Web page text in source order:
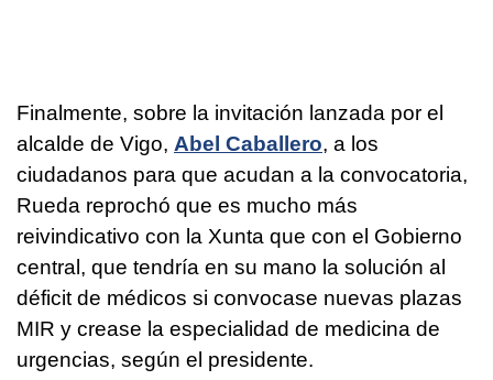
Finalmente, sobre la invitación lanzada por el
alcalde de Vigo, Abel Caballero, a los
ciudadanos para que acudan a la convocatoria,
Rueda reprochó que es mucho más
reivindicativo con la Xunta que con el Gobierno
central, que tendría en su mano la solución al
déficit de médicos si convocase nuevas plazas
MIR y crease la especialidad de medicina de
urgencias, según el presidente.